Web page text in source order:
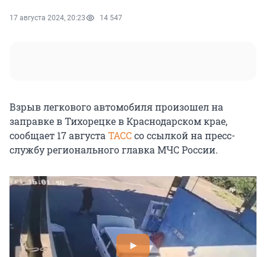
17 августа 2024, 20:23 14 547
Взрыв легкового автомобиля произошел на
заправке в Тихорецке в Краснодарском крае,
сообщает 17 августа ТАССсо ссылкой на пресс-
службу регионального главка МЧС России.